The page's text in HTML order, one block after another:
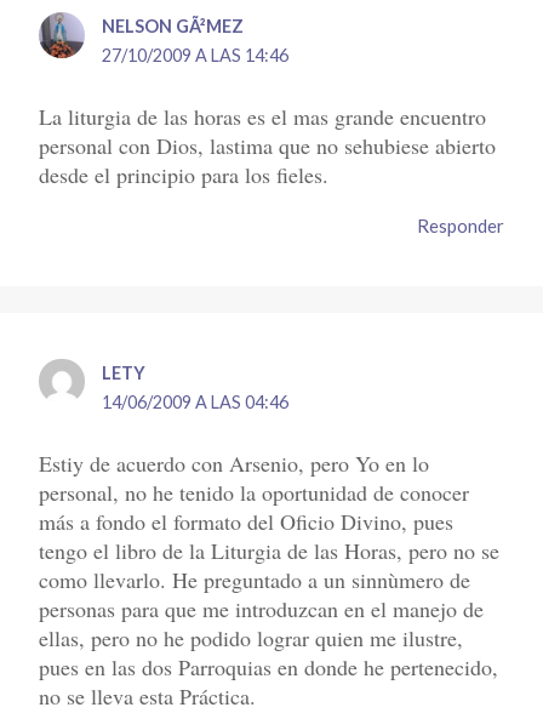
NELSON GÃ²MEZ
27/10/2009 A LAS 14:46
La liturgia de las horas es el mas grande encuentro
personal con Dios, lastima que no sehubiese abierto
desde el principio para los fieles.
Responder
LETY
14/06/2009 A LAS 04:46
Estiy de acuerdo con Arsenio, pero Yo en lo
personal, no he tenido la oportunidad de conocer
más a fondo el formato del Oficio Divino, pues
tengo el libro de la Liturgia de las Horas, pero no se
como llevarlo. He preguntado a un sinnùmero de
personas para que me introduzcan en el manejo de
ellas, pero no he podido lograr quien me ilustre,
pues en las dos Parroquias en donde he pertenecido,
no se lleva esta Práctica.